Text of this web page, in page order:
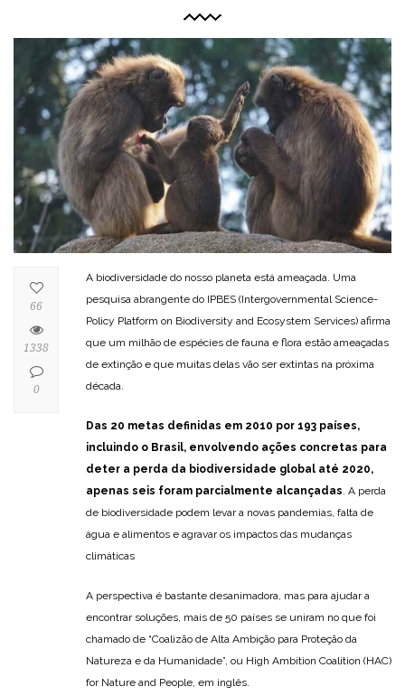
A biodiversidade do nosso planeta está ameaçada. Uma
pesquisa abrangente do IPBES (Intergovernmental Science-
Policy Platform on Biodiversity and Ecosystem Services) afirma
que um milhão de espécies de fauna e flora estão ameaçadas
de extinção e que muitas delas vão ser extintas na próxima
década.
Das 20 metas definidas em 2010 por 193 países,
incluindo o Brasil, envolvendo ações concretas para
deter a perda da biodiversidade global até 2020,
apenas seis foram parcialmente alcançadas. A perda
de biodiversidade podem levar a novas pandemias, falta de
água e alimentos e agravar os impactos das mudanças
climáticas
A perspectiva é bastante desanimadora, mas para ajudar a
encontrar soluções, mais de 50 países se uniram no que foi
chamado de “Coalizão de Alta Ambição para Proteção da
Natureza e da Humanidade”, ou High Ambition Coalition (HAC)
for Nature and People, em inglês.
66
1338
0